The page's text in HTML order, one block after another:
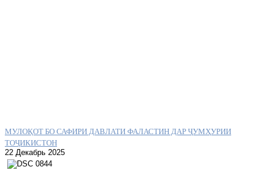
МУЛОҚОТ БО САФИРИ ДАВЛАТИ ФАЛАСТИН ДАР ҶУМҲУРИИ
ТОҶИКИСТОН
22 Декабрь 2025